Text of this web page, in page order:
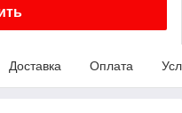
Доставка Оплата